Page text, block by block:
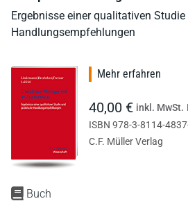
Ergebnisse einer qualitativen
Handlungsempfehlungen
Buch
Mehr erfahren
40,00 € inkl. MwSt.
ISBN 978-3-8114-
C.F. Müller Verlag